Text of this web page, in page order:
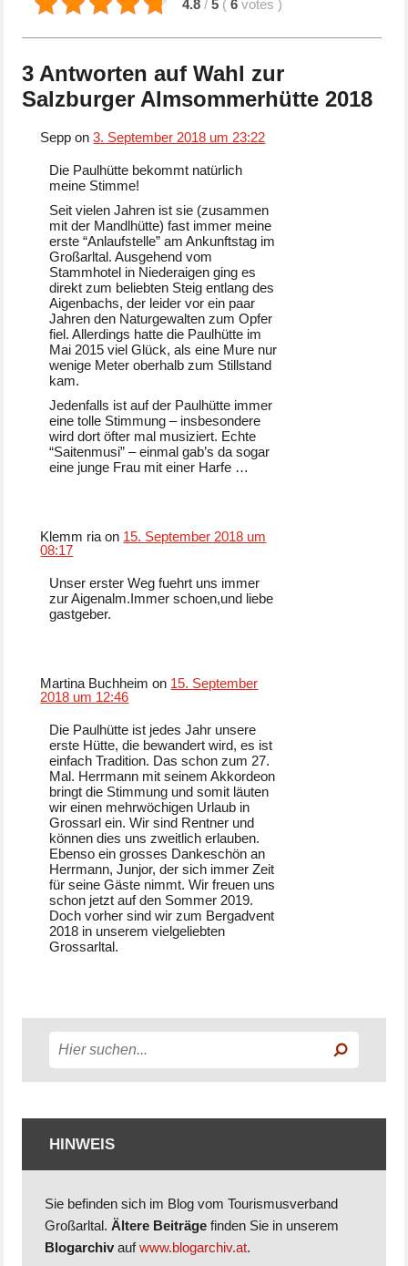
4.8 / 5 ( 6 votes )
3 Antworten auf Wahl zur
Salzburger Almsommerhütte 2018
Sepp on3. September 2018 um 23:22
Die Paulhütte bekommt natürlich
meine Stimme!
Seit vielen Jahren ist sie (zusammen
mit der Mandlhütte) fast immer meine
erste “Anlaufstelle” am Ankunftstag im
Großarltal. Ausgehend vom
Stammhotel in Niederaigen ging es
direkt zum beliebten Steig entlang des
Aigenbachs, der leider vor ein paar
Jahren den Naturgewalten zum Opfer
fiel. Allerdings hatte die Paulhütte im
Mai 2015 viel Glück, als eine Mure nur
wenige Meter oberhalb zum Stillstand
kam.
Jedenfalls ist auf der Paulhütte immer
eine tolle Stimmung – insbesondere
wird dort öfter mal musiziert. Echte
“Saitenmusi” – einmal gab’s da sogar
eine junge Frau mit einer Harfe …
Klemm ria on 15. September 2018 um
08:17
Unser erster Weg fuehrt uns immer
zur Aigenalm.Immer schoen,und liebe
gastgeber.
Martina Buchheim on 15. September
2018 um 12:46
Die Paulhütte ist jedes Jahr unsere
erste Hütte, die bewandert wird, es ist
einfach Tradition. Das schon zum 27.
Mal. Herrmann mit seinem Akkordeon
bringt die Stimmung und somit läuten
wir einen mehrwöchigen Urlaub in
Grossarl ein. Wir sind Rentner und
können dies uns zweitlich erlauben.
Ebenso ein grosses Dankeschön an
Herrmann, Junjor, der sich immer Zeit
für seine Gäste nimmt. Wir freuen uns
schon jetzt auf den Sommer 2019.
Doch vorher sind wir zum Bergadvent
2018 in unserem vielgeliebten
Grossarltal.
HINWEIS
Sie befinden sich im Blog vom Tourismusverband
Großarltal.Ältere Beiträge finden Sie in unserem
Blogarchiv aufwww.blogarchiv.at.